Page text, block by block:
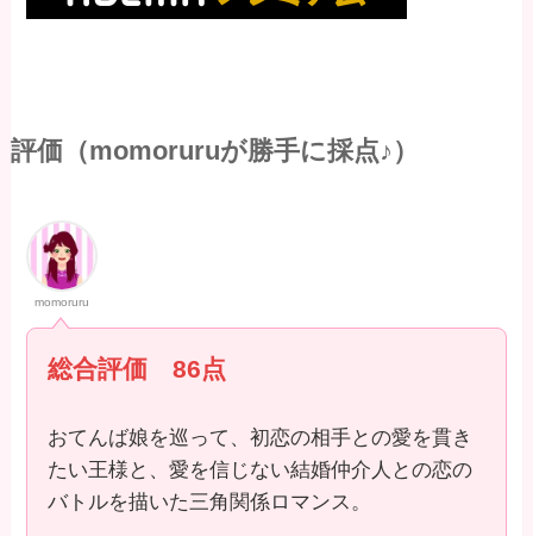
評価（momoruruが勝手に採点♪）
momoruru
総合評価 86点
おてんば娘を巡って、初恋の相手との愛を貫き
たい王様と、愛を信じない結婚仲介人との恋の
バトルを描いた三角関係ロマンス。